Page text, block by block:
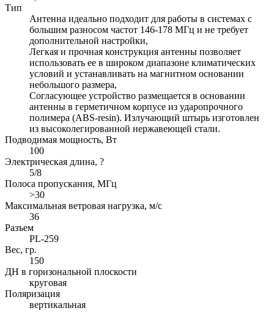
Тип
Антенна идеально подходит для работы в системах с
большим разносом частот 146-178 МГц и не требует
дополнительной настройки,
Легкая и прочная конструкция антенны позволяет
использовать ее в широком диапазоне климатических
условий и устанавливать на магнитном основании
небольшого размера,
Согласующее устройство размещается в основании
антенны в герметичном корпусе из ударопрочного
полимера (ABS-resin). Излучающий штырь изготовлен
из высоколегированной нержавеющей стали.
Подводимая мощность, Вт
100
Электрическая длина, ?
5/8
Полоса пропускания, МГц
>30
Максимальная ветровая нагрузка, м/с
36
Разъем
PL-259
Вес, гр.
150
ДН в горизональной плоскости
круговая
Поляризация
вертикальная